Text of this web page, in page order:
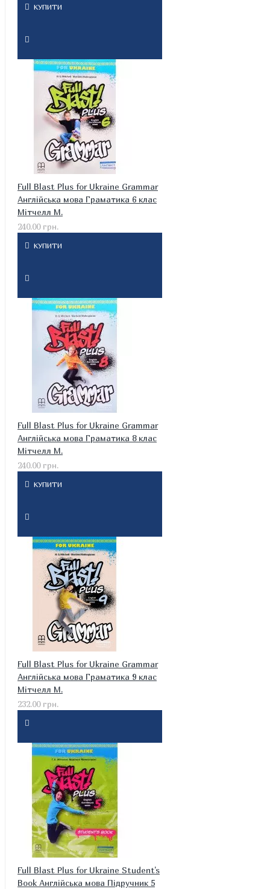
КУПИТИ
Full Blast Plus for Ukraine Grammar
Англійська мова Граматика 6 клас
Мітчелл М.
240.00 грн.
КУПИТИ
Full Blast Plus for Ukraine Grammar
Англійська мова Граматика 8 клас
Мітчелл М.
240.00 грн.
КУПИТИ
Full Blast Plus for Ukraine Grammar
Англійська мова Граматика 9 клас
Мітчелл М.
232.00 грн.
Full Blast Plus for Ukraine Student's
Book Англійська мова Підручник 5